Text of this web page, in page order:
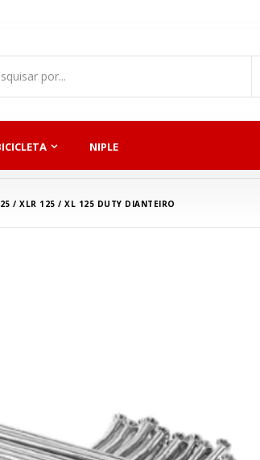
NIPLE
/ XLR 125 / XL 125 DUTY DIANTEIRO